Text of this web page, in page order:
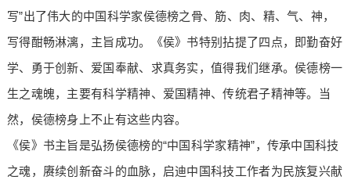
写”出了伟大的中国科学家侯德榜之骨、筋、肉、精、气、神，
写得酣畅淋漓，主旨成功。《侯》书特别拈提了四点，即勤奋好
学、勇于创新、爱国奉献、求真务实，值得我们继承。侯德榜一
生之魂魄，主要有科学精神、爱国精神、传统君子精神等。当
然，侯德榜身上不止有这些内容。
《侯》书主旨是弘扬侯德榜的“中国科学家精神”，传承中国科技
之魂，赓续创新奋斗的血脉，启迪中国科技工作者为民族复兴献